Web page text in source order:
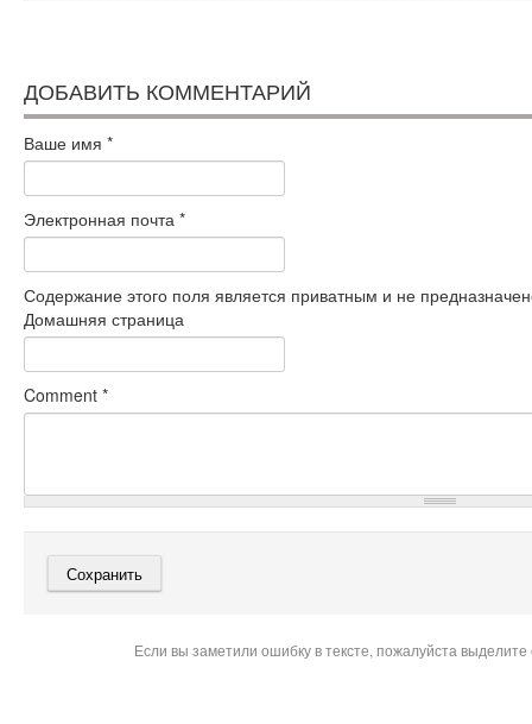
ДОБАВИТЬ КОММЕНТАРИЙ
Ваше имя *
Электронная почта *
Содержание этого поля является приватным и не
Домашняя страница
Comment *
Если вы заметили ошибку в тексте, пожалуйста